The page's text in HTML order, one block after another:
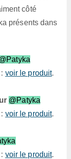
côté
présents dans
voir le produit.
@Patyka
voir le produit.
voir le produit.